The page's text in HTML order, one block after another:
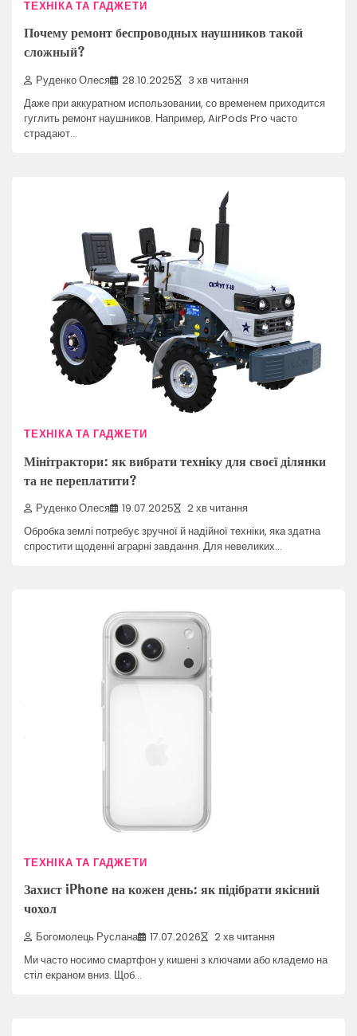
ТЕХНІКА ТА ГАДЖЕТИ
Почему ремонт беспроводных наушников такой
сложный?
Руденко Олеся 28.10.2025 3 хв читання
Даже при аккуратном использовании, со временем приходится
гуглить ремонт наушников. Например, AirPods Pro часто
страдают…
ТЕХНІКА ТА ГАДЖЕТИ
Мінітрактори: як вибрати техніку для своєї ділянки
та не переплатити?
Руденко Олеся 19.07.2025 2 хв читання
Обробка землі потребує зручної й надійної техніки, яка здатна
спростити щоденні аграрні завдання. Для невеликих…
ТЕХНІКА ТА ГАДЖЕТИ
Захист iPhone на кожен день: як підібрати якісний
чохол
Богомолець Руслана 17.07.2026 2 хв читання
Ми часто носимо смартфон у кишені з ключами або кладемо на
стіл екраном вниз. Щоб…